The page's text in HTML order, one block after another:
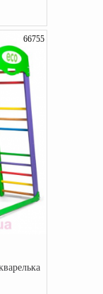
66755